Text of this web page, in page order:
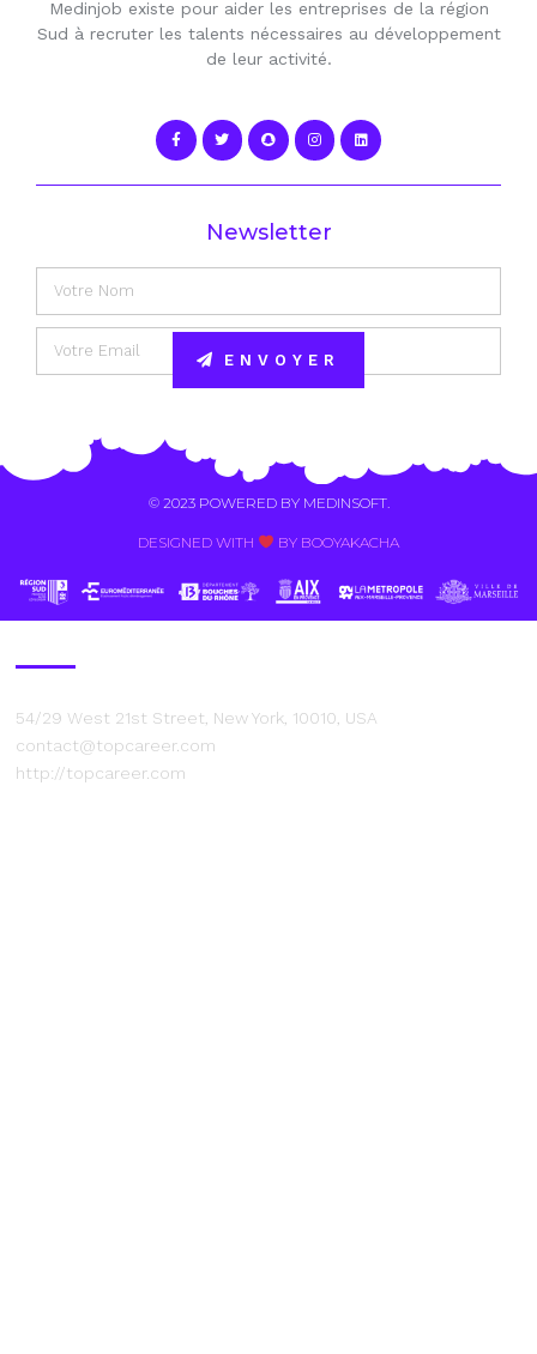
Medinjob existe pour aider les entreprises de la région
Sud à recruter les talents nécessaires au développement
de leur activité.
Newsletter
ENVOYER
© 2023 POWERED BY MEDINSOFT.
DESIGNED WITH BY BOOYAKACHA​
54/29 West 21st Street, New York, 10010, USA
contact@topcareer.com
http://topcareer.com